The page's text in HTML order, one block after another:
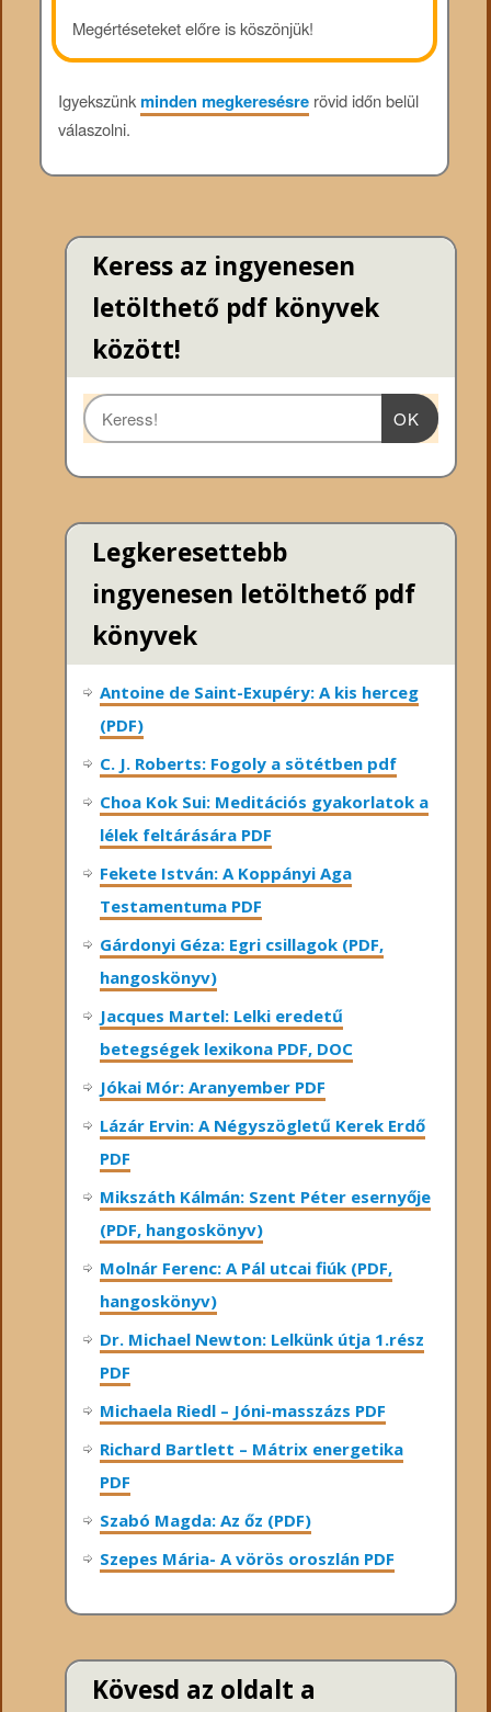
Megértéseteket előre is köszönjük!
Igyekszünkminden megkeresésrerövid időn belül
válaszolni.
Keress az ingyenesen
letölthető pdf könyvek
között!
OK
Legkeresettebb
ingyenesen letölthető pdf
könyvek
Antoine de Saint-Exupéry: A kis herceg
(PDF)
C. J. Roberts: Fogoly a sötétben pdf
Choa Kok Sui: Meditációs gyakorlatok a
lélek feltárására PDF
Fekete István: A Koppányi Aga
Testamentuma PDF
Gárdonyi Géza: Egri csillagok (PDF,
hangoskönyv)
Jacques Martel: Lelki eredetű
betegségek lexikona PDF, DOC
Jókai Mór: Aranyember PDF
Lázár Ervin: A Négyszögletű Kerek Erdő
PDF
Mikszáth Kálmán: Szent Péter esernyője
(PDF, hangoskönyv)
Molnár Ferenc: A Pál utcai fiúk (PDF,
hangoskönyv)
Dr. Michael Newton: Lelkünk útja 1.rész
PDF
Michaela Riedl – Jóni-masszázs PDF
Richard Bartlett – Mátrix energetika
PDF
Szabó Magda: Az őz (PDF)
Szepes Mária- A vörös oroszlán PDF
Kövesd az oldalt a